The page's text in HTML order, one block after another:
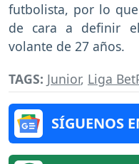
futbolista, por lo
de cara a definir
volante de 27 años.
TAGS: Junior, Liga
SÍGUENOS